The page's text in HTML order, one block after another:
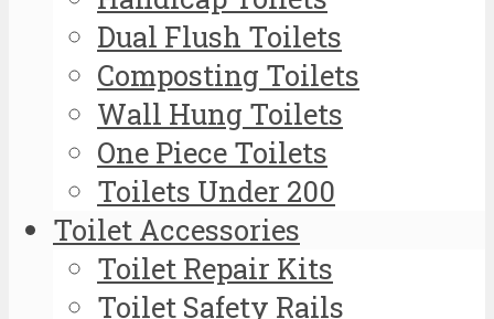
Dual Flush Toilets
Composting Toilets
Wall Hung Toilets
One Piece Toilets
Toilets Under 200
Toilet Accessories
Toilet Repair Kits
Toilet Safety Rails